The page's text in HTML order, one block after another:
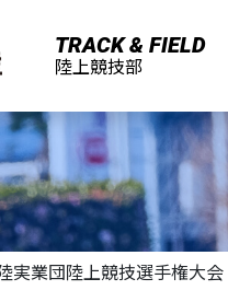
TRACK & FIELD
陸上競技部
実業団陸上競技選手権大会